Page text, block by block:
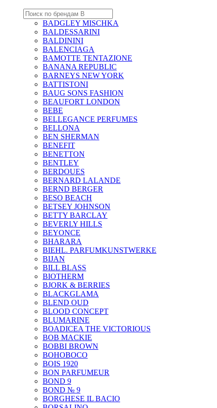
BADGLEY MISCHKA
BALDESSARINI
BALDININI
BALENCIAGA
BAMOTTE TENTAZIONE
BANANA REPUBLIC
BARNEYS NEW YORK
BATTISTONI
BAUG SONS FASHION
BEAUFORT LONDON
BEBE
BELLEGANCE PERFUMES
BELLONA
BEN SHERMAN
BENEFIT
BENETTON
BENTLEY
BERDOUES
BERNARD LALANDE
BERND BERGER
BESO BEACH
BETSEY JOHNSON
BETTY BARCLAY
BEVERLY HILLS
BEYONCE
BHARARA
BIEHL. PARFUMKUNSTWERKE
BIJAN
BILL BLASS
BIOTHERM
BJORK & BERRIES
BLACKGLAMA
BLEND OUD
BLOOD CONCEPT
BLUMARINE
BOADICEA THE VICTORIOUS
BOB MACKIE
BOBBI BROWN
BOHOBOCO
BOIS 1920
BON PARFUMEUR
BOND 9
BOND № 9
BORGHESE IL BACIO